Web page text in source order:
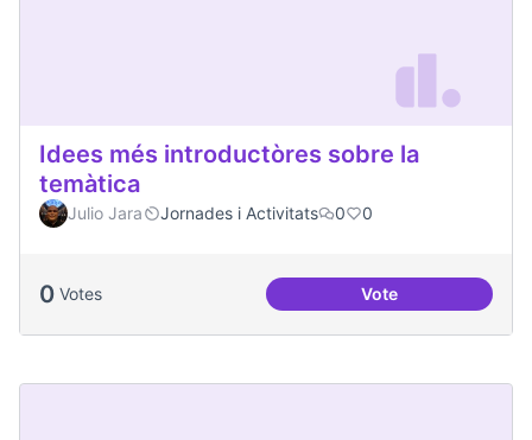
Idees més introductòres sobre la
temàtica
Julio Jara Jornades i Activitats 0 0
0 Votes VoteIdees més